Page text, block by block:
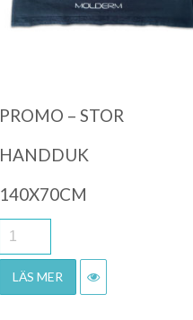
PROMO – STOR
HANDDUK
140X70CM
LÄS MER